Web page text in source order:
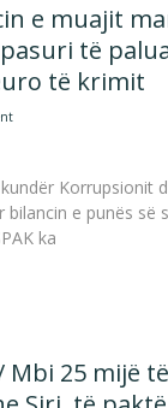
e muajit
të
të krimit
Korrupsionit
bilancin e punës së
ka
25 mijë